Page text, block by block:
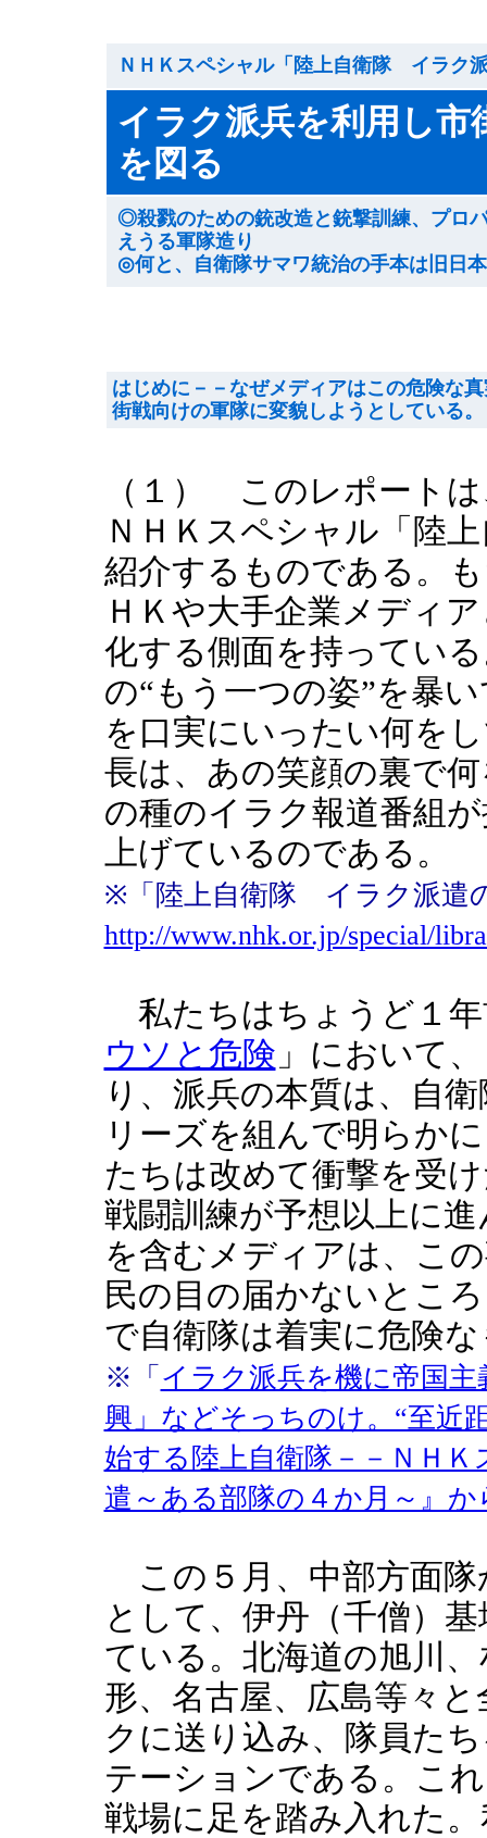
ＮＨＫスペシャル「陸上自衛隊 イラク
イラク派兵を利用し市
を図る
◎殺戮のための銃改造と銃撃訓練、プロ
えうる軍隊造り
◎何と、自衛隊サマワ統治の手本は旧日
はじめに－－なぜメディアはこの危険な
街戦向けの軍隊に変貌しようとしている。
（１） このレポート
ＮＨＫスペシャル「陸
紹介するものである。
ＨＫや大手企業メディ
化する側面を持ってい
の“もう一つの姿”を暴
を口実にいったい何を
長は、あの笑顔の裏で
の種のイラク報道番組
上げているのである。
※「陸上自衛隊 イラク派
http://www.nhk.or.jp/special/
私たちはちょうど１年
ウソと危険 」において
り、派兵の本質は、自
リーズを組んで明らか
たちは改めて衝撃を受
戦闘訓練が予想以上に
を含むメディアは、こ
民の目の届かないとこ
で自衛隊は着実に危険
※「 イラク派兵を機に帝国
興」などそっちのけ。“至近
始する陸上自衛隊－－ＮＨ
遣～ある部隊の４か月～』
この５月、中部方面隊
として、伊丹（千僧）
ている。北海道の旭川
形、名古屋、広島等々
クに送り込み、隊員た
テーションである。こ
戦場に足を踏み入れた